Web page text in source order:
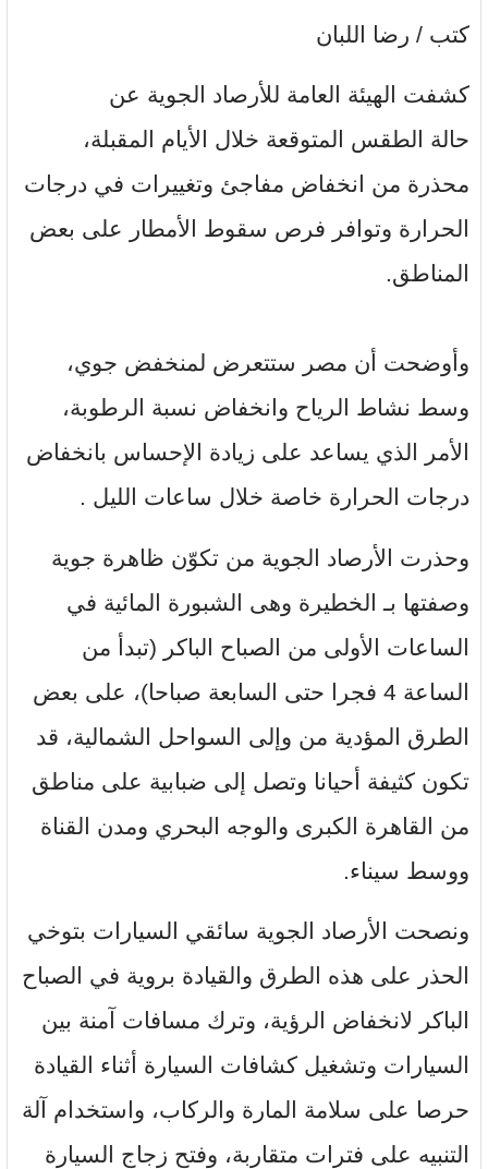
كتب / رضا اللبان
كشفت الهيئة العامة للأرصاد الجوية عن
حالة الطقس المتوقعة خلال الأيام المقبلة،
محذرة من انخفاض مفاجئ وتغييرات في درجات
الحرارة وتوافر فرص سقوط الأمطار على بعض
المناطق.
وأوضحت أن مصر ستتعرض لمنخفض جوي،
وسط نشاط الرياح وانخفاض نسبة الرطوبة،
الأمر الذي يساعد على زيادة الإحساس بانخفاض
درجات الحرارة خاصة خلال ساعات الليل .
وحذرت الأرصاد الجوية من تكوّن ظاهرة جوية
وصفتها بـ الخطيرة وهى الشبورة المائية في
الساعات الأولى من الصباح الباكر (تبدأ من
الساعة 4 فجرا حتى السابعة صباحا)، على بعض
الطرق المؤدية من وإلى السواحل الشمالية، قد
تكون كثيفة أحيانا وتصل إلى ضبابية على مناطق
من القاهرة الكبرى والوجه البحري ومدن القناة
ووسط سيناء.
ونصحت الأرصاد الجوية سائقي السيارات بتوخي
الحذر على هذه الطرق والقيادة بروية في الصباح
الباكر لانخفاض الرؤية، وترك مسافات آمنة بين
السيارات وتشغيل كشافات السيارة أثناء القيادة
حرصا على سلامة المارة والركاب، واستخدام آلة
التنبيه على فترات متقاربة، وفتح زجاج السيارة